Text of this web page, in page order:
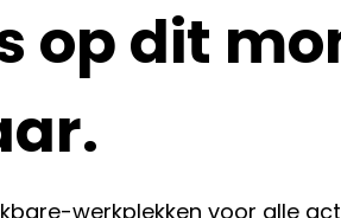
op dit
werkplekken voor alle